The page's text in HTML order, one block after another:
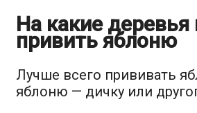
На какие
привить яблоню
Лучше всего прививать
яблоню — дичку или